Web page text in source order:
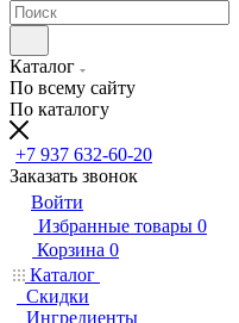
Каталог
По всему сайту
По каталогу
+7 937 632-60-20
Заказать звонок
Войти
Избранные товары 0
Корзина 0
Каталог
Скидки
Ингредиенты